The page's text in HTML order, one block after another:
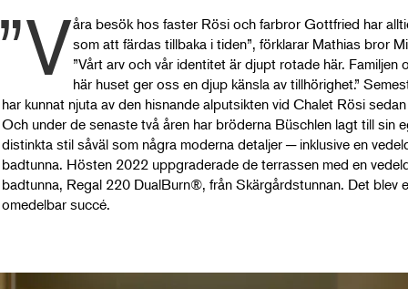
”Våra besök hos faster Rösi och farbror Gottfried har
som att färdas tillbaka i tiden”, förklarar Mathias bror
”Vårt arv och vår identitet är djupt rotade här. Familjen
här huset ger oss en djup känsla av tillhörighet.”
har kunnat njuta av den hisnande alputsikten vid Chalet Rösi
Och under de senaste två åren har bröderna Büschlen lagt till sin
distinkta stil såväl som några moderna detaljer ─ inklusive en
badtunna. Hösten 2022 uppgraderade de terrassen med en
badtunna, Regal 220 DualBurn®, från Skärgårdstunnan. Det blev
omedelbar succé.